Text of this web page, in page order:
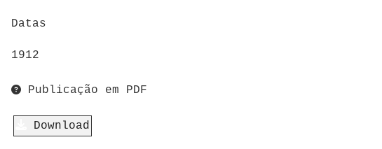
Datas
1912
Publicação em PDF
Download